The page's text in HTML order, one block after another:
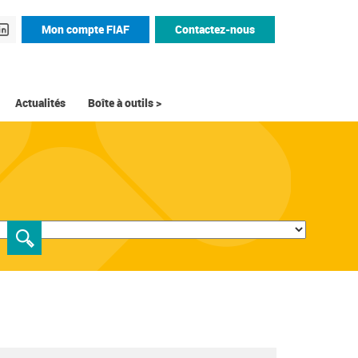
Mon compte FIAF Contactez-nous
Actualités Boîte à outils >